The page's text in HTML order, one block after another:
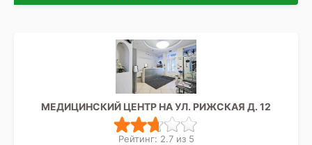
МЕДИЦИНСКИЙ ЦЕНТР НА УЛ. РИЖСКАЯ Д. 12
Рейтинг: 2.7 из 5